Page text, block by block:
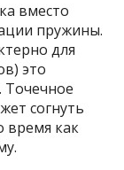
вместо
пружины.
для
это
Точечное
согнуть
время как